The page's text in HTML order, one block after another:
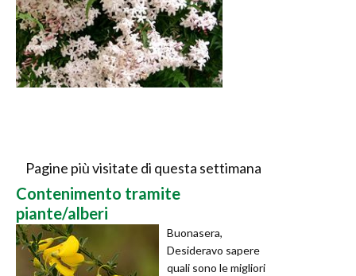
Pagine più visitate di questa settimana
Contenimento tramite
piante/alberi
Buonasera,
Desideravo sapere
quali sono le migliori